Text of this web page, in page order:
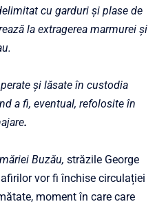
cu garduri și plase de
la extragerea marmurei și
și lăsate în custodia
a fi, eventual, refolosite în
.
Buzău, străzile George
vor fi închise circulației
moment în care care